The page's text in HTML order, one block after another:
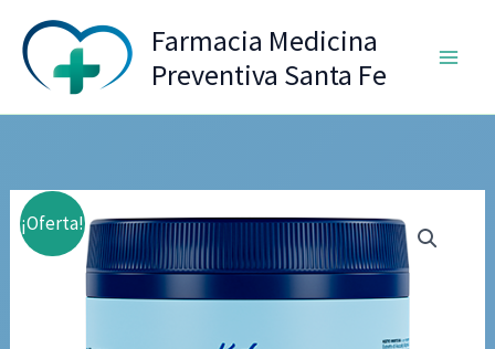
contenido
Farmacia Medicina
Preventiva Santa Fe
¡Oferta!